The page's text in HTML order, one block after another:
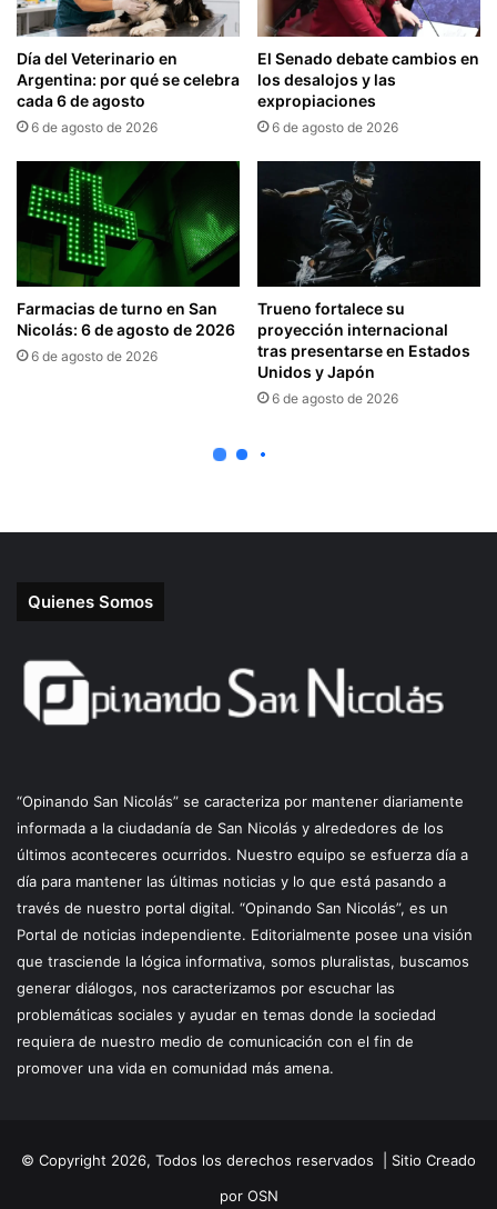
Quienes Somos
“Opinando San Nicolás” se caracteriza por mantener diariamente
informada a la ciudadanía de San Nicolás y alrededores de los
últimos aconteceres ocurridos. Nuestro equipo se esfuerza día a
día para mantener las últimas noticias y lo que está pasando a
través de nuestro portal digital. “Opinando San Nicolás”, es un
Portal de noticias independiente. Editorialmente posee una visión
que trasciende la lógica informativa, somos pluralistas, buscamos
generar diálogos, nos caracterizamos por escuchar las
problemáticas sociales y ayudar en temas donde la sociedad
requiera de nuestro medio de comunicación con el fin de
promover una vida en comunidad más amena.
© Copyright 2026, Todos los derechos reservados | Sitio Creado
por OSN